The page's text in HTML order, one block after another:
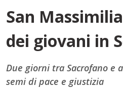
San
dei giovani in
Due giorni tra Sacrofano e
semi di pace e giustizia